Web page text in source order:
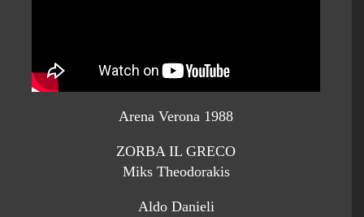
Arena Verona 1988
ZORBA IL GRECO
Miks Theodorakis
Aldo Danieli